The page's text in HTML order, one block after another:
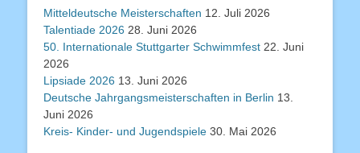
Mitteldeutsche Meisterschaften 12. Juli 2026
Talentiade 2026 28. Juni 2026
50. Internationale Stuttgarter Schwimmfest 22. Juni
2026
Lipsiade 2026 13. Juni 2026
Deutsche Jahrgangsmeisterschaften in Berlin 13.
Juni 2026
Kreis- Kinder- und Jugendspiele 30. Mai 2026